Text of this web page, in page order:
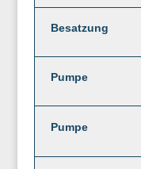
Besatzung
Pumpe
Pumpe